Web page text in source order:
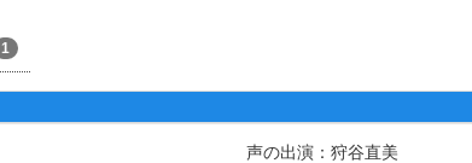
1
声の出演：狩谷直美